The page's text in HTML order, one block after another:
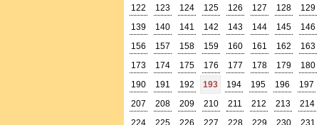
122
123 124 125 126 127 128
129
139
140 141 142 143 144 145
146
156
157 158 159 160 161 162
163
173
174 175 176 177 178 179
180
190
191 192 193 194 195 196
197
207
208 209 210 211 212 213
214
224
225 226 227 228 229 230 231